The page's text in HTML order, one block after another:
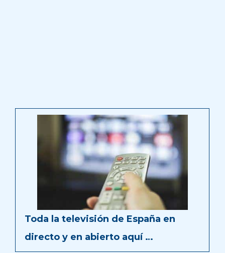
Toda la televisión de España en
directo y en abierto aquí …